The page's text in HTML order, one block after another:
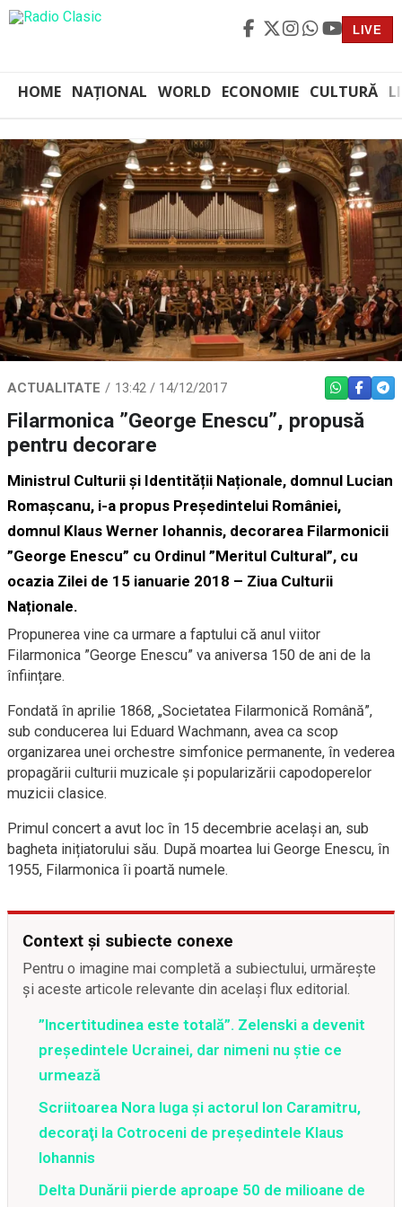
LIVE
HOME NAȚIONAL WORLD ECONOMIE CULTURĂ
ACTUALITATE 13:42 / 14/12/2017 WHATSAPP
Filarmonica ”George Enescu”, propusă
pentru decorare
Ministrul Culturii și Identității Naționale, domnul Lucian
Romașcanu, i-a propus Președintelui României,
domnul Klaus Werner Iohannis, decorarea Filarmonicii
”George Enescu” cu Ordinul ”Meritul Cultural”, cu
ocazia Zilei de 15 ianuarie 2018 – Ziua Culturii
Naționale.
Propunerea vine ca urmare a faptului că anul viitor
Filarmonica ”George Enescu” va aniversa 150 de ani de la
înființare.
Fondată în aprilie 1868, „Societatea Filarmonică Română”,
sub conducerea lui Eduard Wachmann, avea ca scop
organizarea unei orchestre simfonice permanente, în vederea
propagării culturii muzicale şi popularizării capodoperelor
muzicii clasice.
Primul concert a avut loc în 15 decembrie acelaşi an, sub
bagheta inițiatorului său. După moartea lui George Enescu, în
1955, Filarmonica îi poartă numele.
Context și subiecte conexe
Pentru o imagine mai completă a subiectului, urmărește
și aceste articole relevante din același flux editorial.
”Incertitudinea este totală”. Zelenski a devenit
președintele Ucrainei, dar nimeni nu știe ce
urmează
Scriitoarea Nora Iuga şi actorul Ion Caramitru,
decoraţi la Cotroceni de preşedintele Klaus
Iohannis
Delta Dunării pierde aproape 50 de milioane de